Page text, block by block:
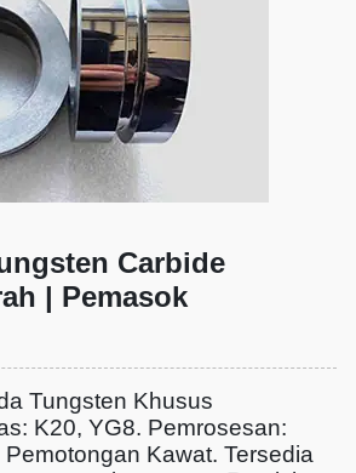
Carbide
| Pemasok
Tungsten Khusus
K20, YG8. Pemrosesan:
Kawat. Tersedia